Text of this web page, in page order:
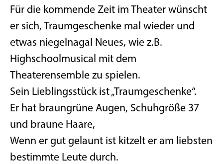
Für die kommende Zeit im Theater wünscht
er sich, Traumgeschenke mal wieder und
etwas niegelnagal Neues, wie z.B.
Highschoolmusical mit dem
Theaterensemble zu spielen.
Sein Lieblingsstück ist „Traumgeschenke“.
Er hat braungrüne Augen, Schuhgröße 37
und braune Haare,
Wenn er gut gelaunt ist kitzelt er am liebsten
bestimmte Leute durch.